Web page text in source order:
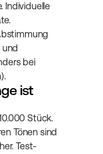
Individuelle
und
bei
ist
Stück.
Tönen sind
Test-